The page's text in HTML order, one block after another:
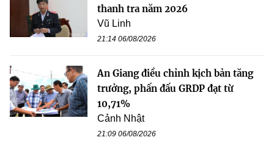
thanh tra năm 2026
Vũ Linh
21:14 06/08/2026
An Giang điều chỉnh kịch bản tăng
trưởng, phấn đấu GRDP đạt từ
10,71%
Cảnh Nhật
21:09 06/08/2026